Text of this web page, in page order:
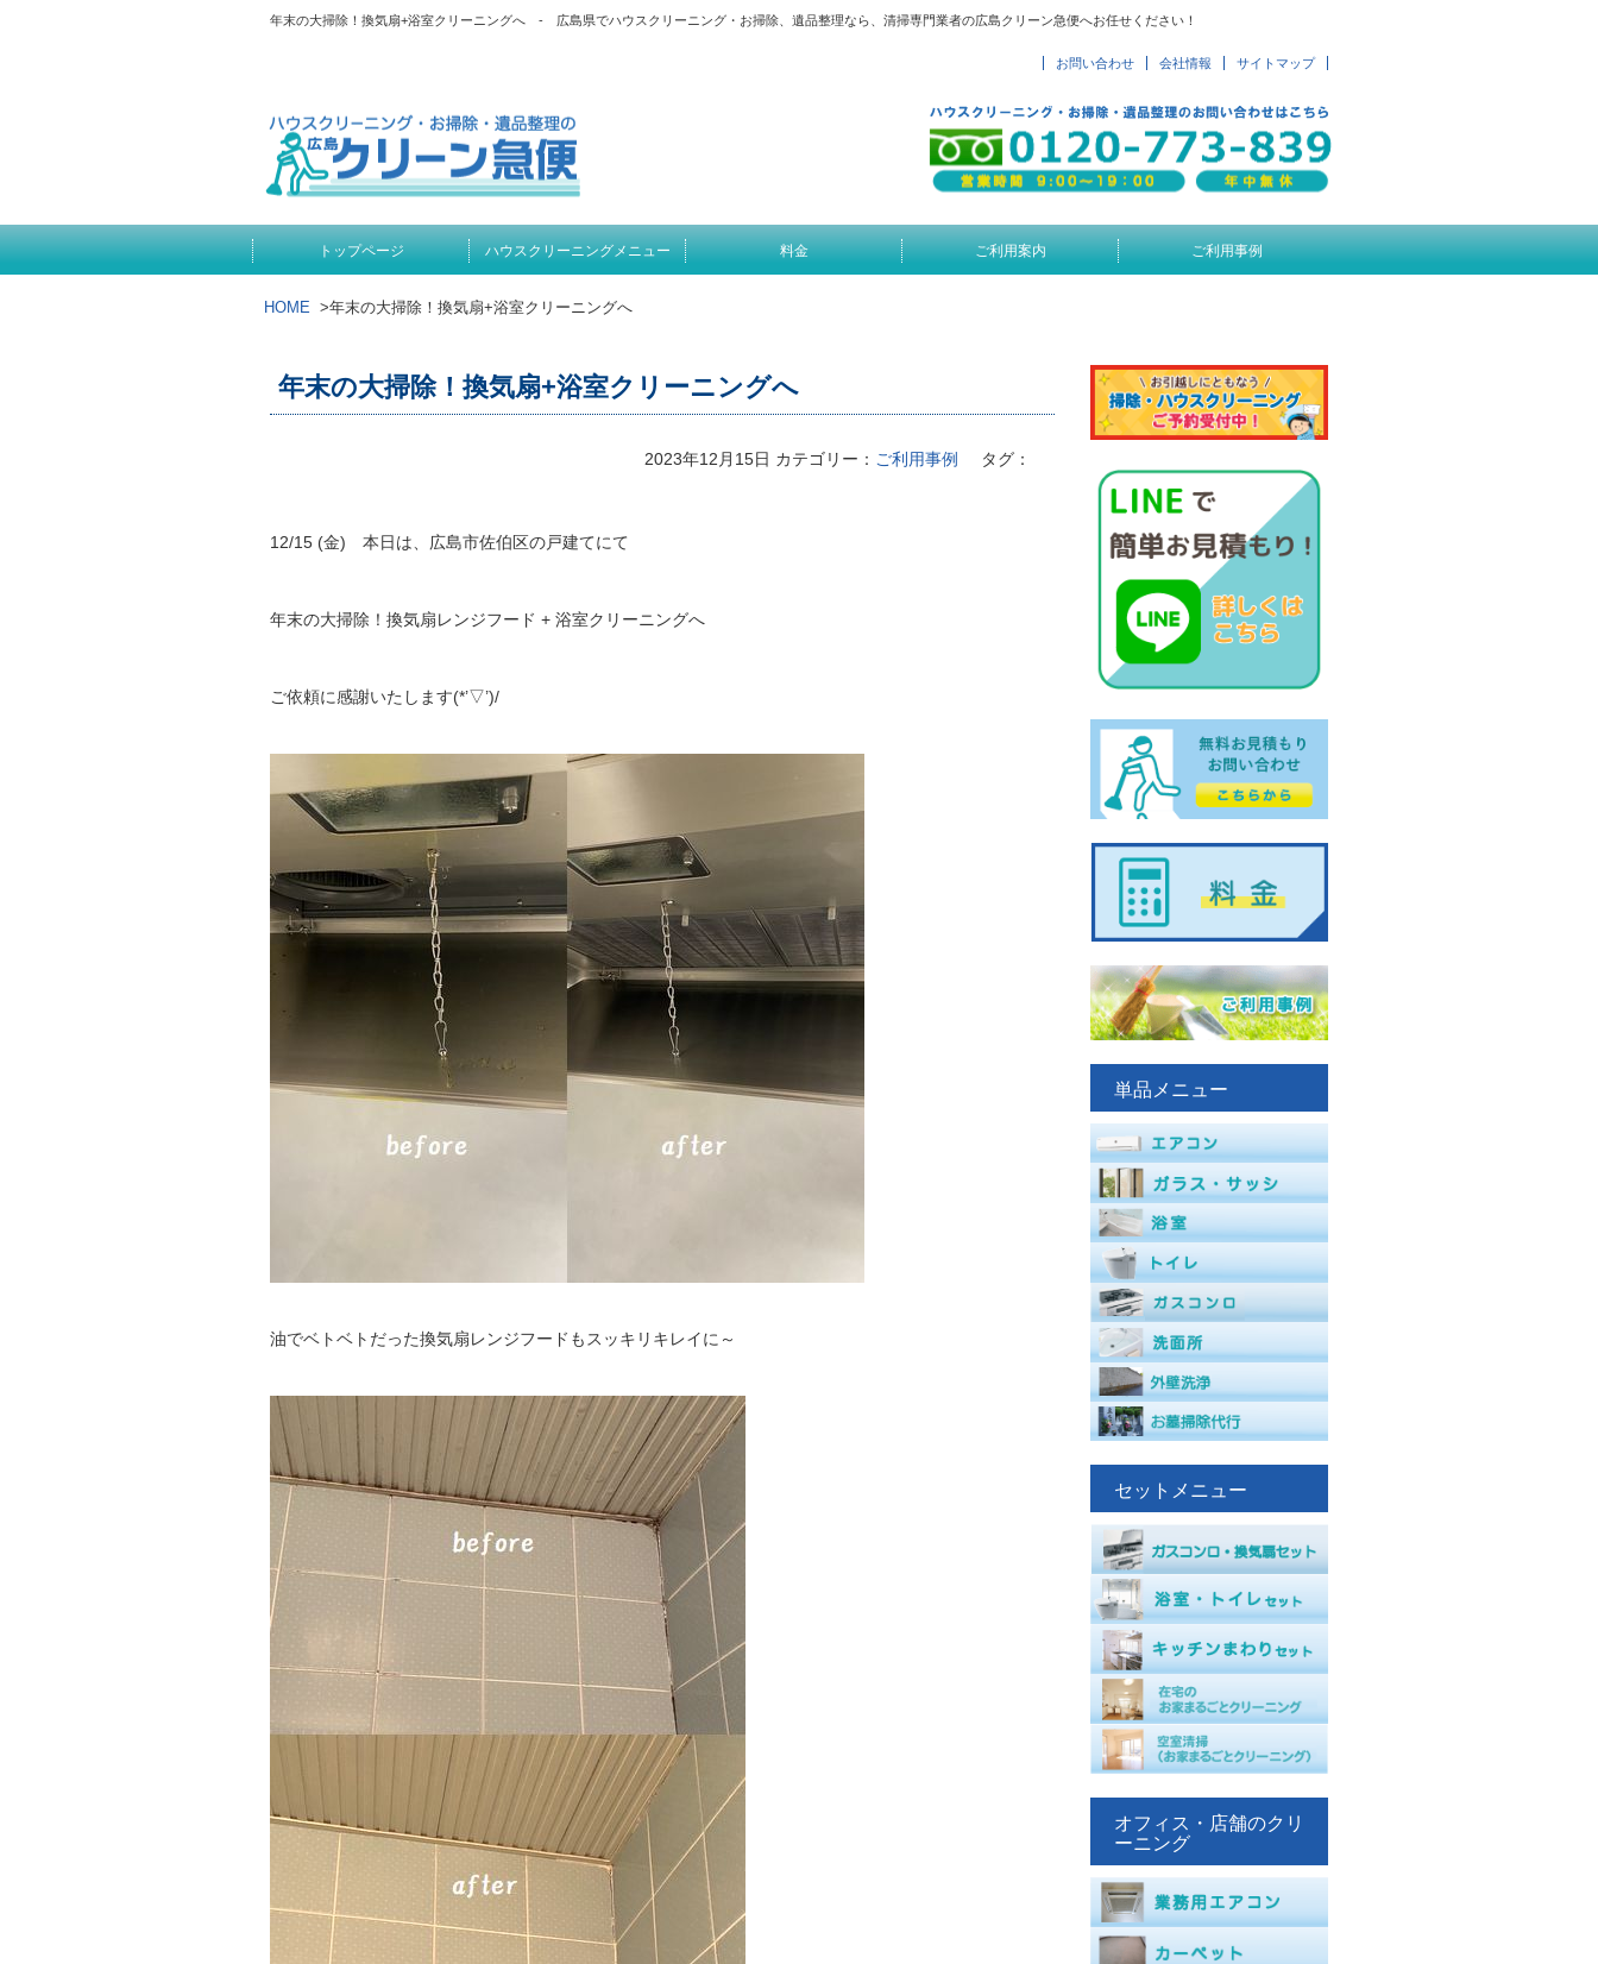
年末の大掃除！換気扇+浴室クリーニングへ - 広島県でハウスクリーニング・お掃除、遺品整理なら、清掃専門業者の広島クリーン急便へお任せください！
お問い合わせ 会社情報 サイトマップ
トップページ ハウスクリーニングメニュー 料金 ご利用案内 ご利用事例
HOME >年末の大掃除！換気扇+浴室クリーニングへ
年末の大掃除！換気扇+浴室クリーニングへ
2023年12月15日 カテゴリー： ご利用事例 タグ：
12/15 (金) 本日は、広島市佐伯区の戸建てにて
年末の大掃除！換気扇レンジフード + 浴室クリーニングへ
ご依頼に感謝いたします(*’▽’)/
油でベトベトだった換気扇レンジフードもスッキリキレイに～
単品メニュー
セットメニュー
オフィス・店舗のクリ
ーニング